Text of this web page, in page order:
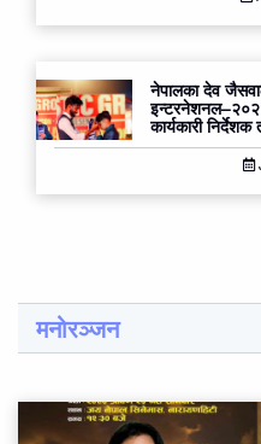
नेपालका देव
कार्यकारी
मनोरञ्जन